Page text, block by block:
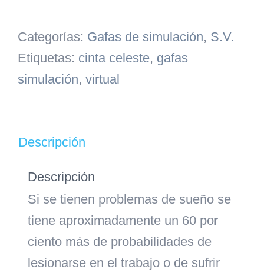
Categorías: Gafas de simulación, S.V.
Etiquetas: cinta celeste, gafas
simulación, virtual
Descripción
Descripción
Si se tienen problemas de sueño se
tiene aproximadamente un 60 por
ciento más de probabilidades de
lesionarse en el trabajo o de sufrir